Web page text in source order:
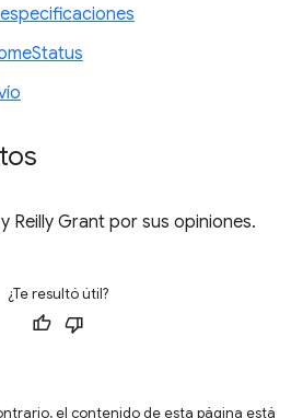
Reilly Grant por sus opiniones.
¿Te resultó útil?
el contenido de esta página está